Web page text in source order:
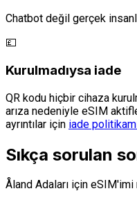
Chatbot değil gerçek
💷
Kurulmadıysa iade
QR kodu hiçbir cihaza
arıza nedeniyle eSIM
ayrıntılar için iade
Sıkça sorulan
Åland Adaları için eSIM'imi